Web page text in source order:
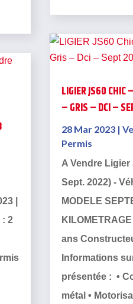
|
: 2
LIGIER JS60 CHIC
– GRIS – DCI –
28 Mar 2023|
Permis
A Vendre Ligier
Sept. 2022) -
MODELE
ans
Informations
présentée : •
métal •